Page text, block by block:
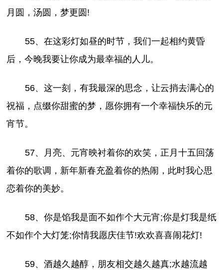
月圆，汤圆，梦更圆!
55、在这彩灯如昼的时节，我们一起相约黄昏
后，今晚我要让你成为最幸福的人儿。
56、这一刻，有我最深的思念，让云捎去满心的
祝福，点缀你甜蜜的梦，愿你拥有一个幸福快乐的元
宵节。
57、月亮、元宵映衬着你的欢笑，正月十五回荡
着你的歌调，新年新春充盈着你的热闹，此时我心思
恋着你的美妙。
58、你是馅我是面不如作个大元宵;你是灯我是纸
不如作个大灯笼;你情我愿庆佳节!欢欢喜喜闹花灯!
59、酒越久越醇，朋友相交越久越真;水越流越